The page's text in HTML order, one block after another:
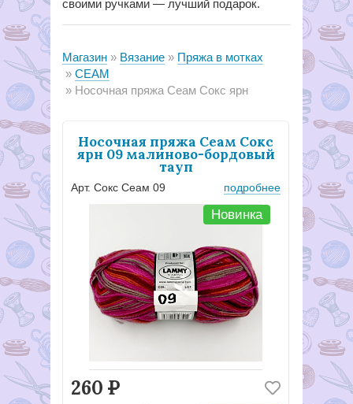
своими ручками — лучший подарок.
Магазин Вязание
Пряжа в мотках
СЕАМ
Носочная пряжа Сеам Сокс ярн
Носочная пряжа Сеам Сокс
ярн 09 малиново-бордовый
тауп
Арт. Сокс Сеам 09 подробнее
Новинка
260 Р